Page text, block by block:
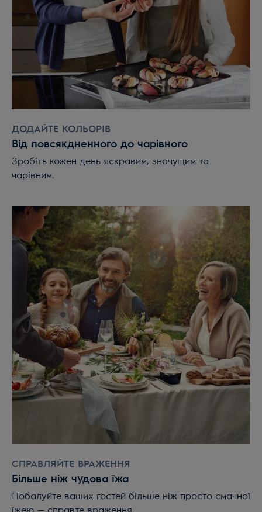
ДОДАЙТЕ КОЛЬОРІВ
Від повсякдненного до чарівного
Зробіть кожен день яскравим, значущим та
чарівним.
СПРАВЛЯЙТЕ ВРАЖЕННЯ
Більше ніж чудова їжа
Побалуйте ваших гостей більше ніж просто смачної